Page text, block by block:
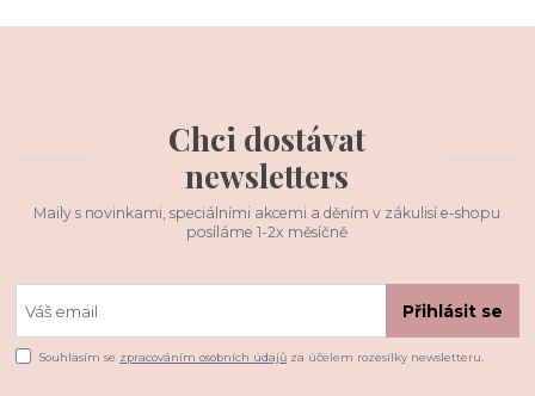
Chci dostávat
newsletters
Maily s novinkami, speciálními akcemi a děním v zákulisí e-shopu
posíláme 1-2x měsíčně
Přihlásit se
Souhlasím se zpracováním osobních údajů za účelem rozesílky newsletteru.